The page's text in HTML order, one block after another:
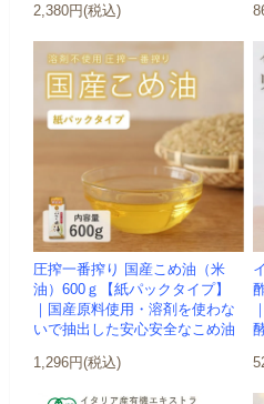
2,380円(税込)
圧搾一番搾り 国産こめ油（米
油）600ｇ【紙パックタイプ】
｜国産原料使用・溶剤を使わな
いで抽出した安心安全なこめ油
1,296円(税込)